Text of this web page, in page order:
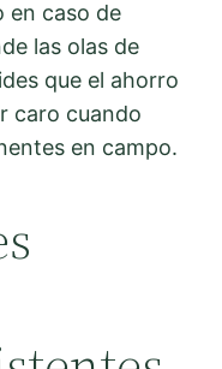
en caso de
las olas de
que el ahorro
caro cuando
en campo.